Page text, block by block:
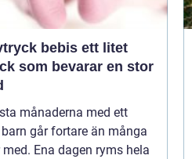
bebis ett litet
som bevarar en stor
månaderna med ett
går fortare än många
Ena dagen ryms hela